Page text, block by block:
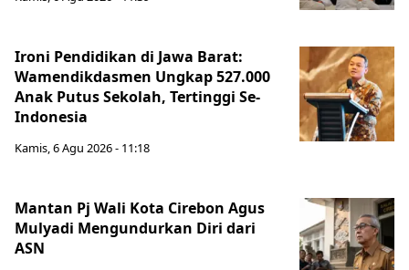
Ironi Pendidikan di Jawa Barat:
Wamendikdasmen Ungkap 527.000
Anak Putus Sekolah, Tertinggi Se-
Indonesia
Kamis, 6 Agu 2026 - 11:18
Mantan Pj Wali Kota Cirebon Agus
Mulyadi Mengundurkan Diri dari
ASN